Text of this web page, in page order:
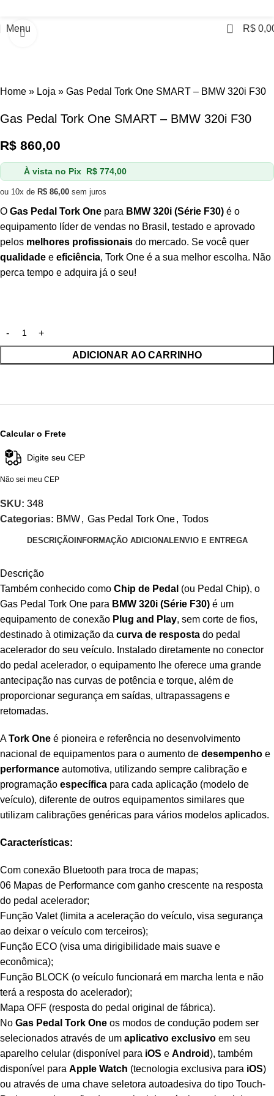
Menu 0 R$
Home » Loja » Gas Pedal Tork One SMART – BMW 320i F30
Gas Pedal Tork One SMART – BMW 320i F30
R$ 860,00
À vista no Pix R$774,00
ou 10x de R$ 86,00 sem juros
O Gas Pedal Tork One para BMW 320i (Série F30) é o
equipamento líder de vendas no Brasil, testado e aprovado
pelos melhores profissionais do mercado. Se você quer
qualidade e eficiência, Tork One é a sua melhor escolha. Não
perca tempo e adquira já o seu!
ADICIONAR AO CARRINHO
Calcular o Frete
Não sei meu CEP
SKU: 348
Categorias: BMW, Gas Pedal Tork One, Todos
DESCRIÇÃOINFORMAÇÃO ADICIONALENVIO E ENTREGA
Descrição
Também conhecido como Chip de Pedal (ou Pedal Chip), o
Gas Pedal Tork One para BMW 320i (Série F30) é um
equipamento de conexão Plug and Play, sem corte de fios,
destinado à otimização da curva de resposta do pedal
acelerador do seu veículo. Instalado diretamente no conector
do pedal acelerador, o equipamento lhe oferece uma grande
antecipação nas curvas de potência e torque, além de
proporcionar segurança em saídas, ultrapassagens e
retomadas.
ATork One é pioneira e referência no desenvolvimento
nacional de equipamentos para o aumento de desempenho e
performance automotiva, utilizando sempre calibração e
programação específica para cada aplicação (modelo de
veículo), diferente de outros equipamentos similares que
utilizam calibrações genéricas para vários modelos aplicados.
Características:
Com conexão Bluetooth para troca de mapas;
06 Mapas de Performance com ganho crescente na resposta
do pedal acelerador;
Função Valet (limita a aceleração do veículo, visa segurança
ao deixar o veículo com terceiros);
Função ECO (visa uma dirigibilidade mais suave e
econômica);
Função BLOCK (o veículo funcionará em marcha lenta e não
terá a resposta do acelerador);
Mapa OFF (resposta do pedal original de fábrica).
No Gas Pedal Tork One os modos de condução podem ser
selecionados através de um aplicativo exclusivo em seu
aparelho celular (disponível para iOS e Android), também
disponível para Apple Watch (tecnologia exclusiva para iOS)
ou através de uma chave seletora autoadesiva do tipo Touch-